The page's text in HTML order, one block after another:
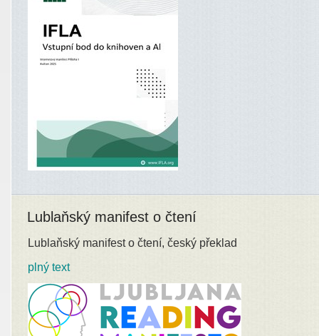
Lublaňský manifest o čtení
Lublaňský manifest o čtení, český překlad
plný text